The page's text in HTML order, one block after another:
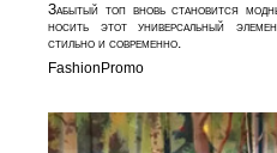
Забытый топ вновь становится
носить этот универсальный
стильно и современно.
FashionPromo